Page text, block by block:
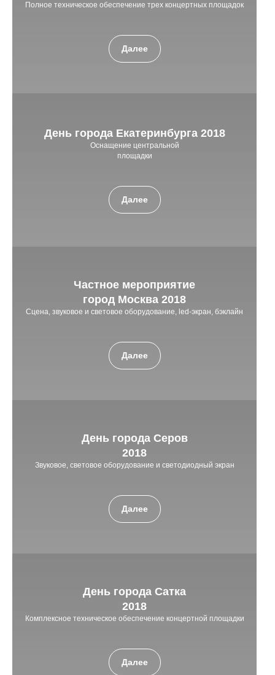
Полное техническое обеспечение трех концертных площадок
Далее
День города Екатеринбурга 2018
Оснащение центральной
площадки
Далее
Частное мероприятие
город Москва 2018
Сцена, звуковое и световое оборудование, led-экран, бэклайн
Далее
День города Серов
2018
Звуковое, световое оборудование и светодиодный экран
Далее
День города Сатка
2018
Комплексное техническое обеспечение концертной площадки
Далее